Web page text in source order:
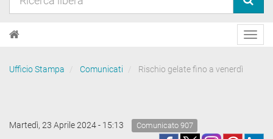
Ufficio Stampa Comunicati Rischio gelate fino a venerdì
Martedì, 23 Aprile 2024 - 15:13 Comunicato 907